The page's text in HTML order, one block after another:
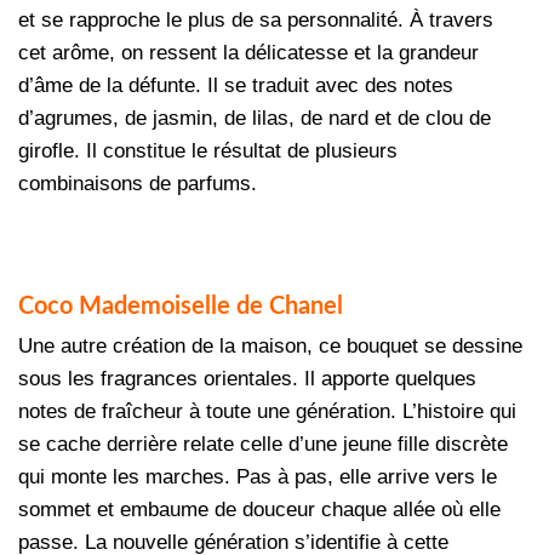
et se rapproche le plus de sa personnalité. À travers
cet arôme, on ressent la délicatesse et la grandeur
d’âme de la défunte. Il se traduit avec des notes
d’agrumes, de jasmin, de lilas, de nard et de clou de
girofle. Il constitue le résultat de plusieurs
combinaisons de parfums.
Coco Mademoiselle de Chanel
Une autre création de la maison, ce bouquet se dessine
sous les fragrances orientales. Il apporte quelques
notes de fraîcheur à toute une génération. L’histoire qui
se cache derrière relate celle d’une jeune fille discrète
qui monte les marches. Pas à pas, elle arrive vers le
sommet et embaume de douceur chaque allée où elle
passe. La nouvelle génération s’identifie à cette